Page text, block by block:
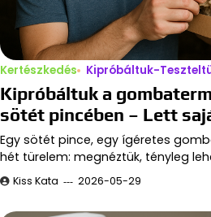
Kertészkedés Kipróbáltuk-
Kipróbáltuk a
sötét pincében – Lett
Egy sötét pince, egy ígéretes
hét türelem: megnéztük, tényleg
Kiss Kata 2026-05-29